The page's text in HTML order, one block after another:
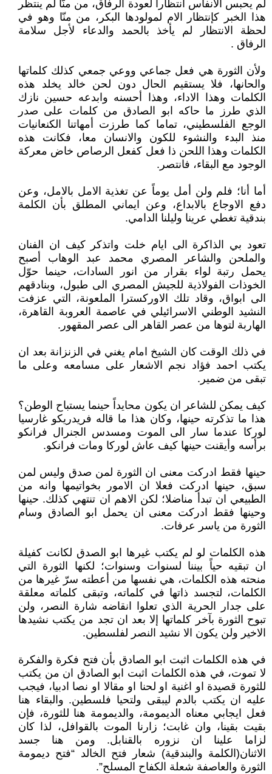
لم يحبس الانفاس انتظاراً لعودة الرفاق، من منّا لم ينتظر
هذا الخبر كإنتظار الام لمولودها البكر، من منّا وهو في
لحظة الانتظار لم يأخذ بالحمد والدعاء لأجل سلامة
الرفاق .
ولأن الثورة هي فعل جماعي ووعي جمعي كذلك كلماتها
والحانها، فلا يستقيم الحال دون لحن خالد يخلد هذه
الكلمات وهذا الاداء، وهذا أحسنه وابدعه حسين نازك
الذي طرز ما حاكه ابو الصادق من كلمات على صدر
الوجع الفلسطيني، تماما كما طرزت أمهاتنا الكنعانيات
منذ البدء والنشوء للكون والانسان معا، فكانت هذه
الكلمات وهذا اللحن ذا فعل كفعل الرصاص خاض معركة
الوجود مع البقاء، فانتصر.
أما أنا؛ فلم ولن أمل يوماً عن تغذية الامل بالامل، وعن
دفع الاوجاع بالابداع، وعن ايماني المطلق بأن الكلمة
بندقية تغطي عرينا وليلنا الدامي.
تعود بي الذاكرة الى ايام خلت واتذكر كيف ان الفنان
والملحن والشاعر المصري محمد عبد الوهاب أصبح
يحمل رتبة لواء بقرار من انور السادات، حينما حوّل
الخوذات الفولاذية للجيش المصري الى طبول، وبنادقهم
الى ابواق، وقاد تلك الاوركسترا الملعونة، التي عزفت
النشيد الوطني الاسرائيلي في عاصمة العروبة القاهرة،
الهاربة لتوها من عصر القاهر الى عصر المقهور.
في ذلك الوقت كان الشيخ امام يغني في الزنزانة بعد ان
يكتب احمد فؤاد نجم الاشعار على مسامعه وعلى ما
تبقى من ضمير.
كيف يمكن للشاعر ان يكون محايداً حينما يستباح الوطن؟
هذا ما تذكرته حينها، وكان هذا ما قاله فريدريكو غارسيا
لوركا عندما سار الى الموت ومسدس الجنرال فرانكو
برأسه وأيقنت حينها كيف عاش لوركا ومات فرانكو.
حينها فقط ادركت معنى ان الثورة لمن صدق وليس لمن
سبق، حينها ادركت فعلا ان الامور بخواتيمها وانه من
الطبيعي ان تبدأ مناضلا؛ لكن الاهم ان تنتهي كذلك. حينها
وحينها فقط ادركت معنى ان يحمل ابو الصادق وسام
الثورة من ياسر عرفات.
هذه الكلمات لو لم يكتب غيرها ابو الصدق لكانت كفيلة
ان تبقيه حياً بيننا لسنوات وسنوات؛ لكنها الثورة التي
منحته هذه الكلمات، هي نفسها من أعطته سرّ غيرها من
الكلمات، لتجسد ذاتها في كلماته، وتبقى كلماته معلقة
على جدار الحرية الذي تعلوا انقاضه شارة النصر، ولن
تبوح الثورة بآخر كلماتها إلا بعد ان تجد من يكتب نشيدها
الاخير ولن يكون الا نشيد النصر لفلسطين.
في هذه الكلمات اثبت ابو الصادق بأن فتح فكرة والفكرة
لا تموت، في هذه الكلمات اثبت ابو الصادق ان من يكتب
للثورة قصيدة او اغنية او لحنا او مقالا او نصا ادبيا، فيجب
عليه ان يكتب بالدم ليبقى ولتحيا فلسطين. والبقاء هنا
فعل ايجابي معناه الديمومة، والديمومة هنا للثورة، فإن
بقيت بقينا، وان غابت؛ زارنا الموت بالقوافل، لذا كان
لزاما علينا ان نزوره بالقنابل. ومن هنا جسد
الاثنان(الكلمة والبندقية) شعار فتح الخالد “فتح ديمومة
الثورة والعاصفة شعلة الكفاح المسلح”.